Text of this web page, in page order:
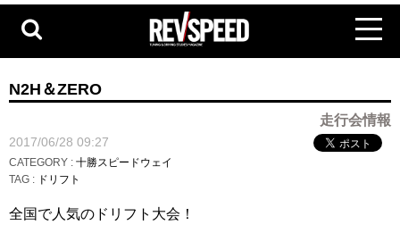
N2H＆ZERO
走行会情報
2017/06/28 09:27
CATEGORY : 十勝スピードウェイ
TAG : ドリフト
全国で人気のドリフト大会！